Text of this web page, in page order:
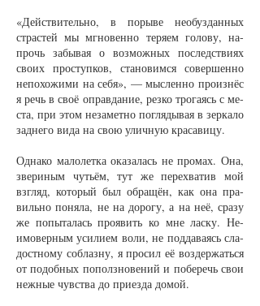
«Дейст­ви­тель­но, в по­ры­ве не­обуз­дан­ных
страс­тей мы мгно­вен­но те­ря­ем го­ло­ву, на­
прочь за­бы­вая о воз­мож­ных по­следст­ви­ях
сво­их прос­туп­ков, ста­но­вим­ся со­вер­шен­но
не­по­хо­жи­ми на се­бя», — мыс­лен­но про­из­нёс
я речь в своё оправ­да­ние, рез­ко тро­га­ясь с ме­
с­та, при этом не­за­мет­но по­гля­ды­вая в зер­ка­ло
зад­не­го ви­да на свою улич­ную кра­са­ви­цу.
Од­на­ко ма­ло­лет­ка ока­за­лась не про­мах. Она,
зве­ри­ным чуть­ём, тут же пе­ре­хва­тив мой
взгляд, ко­то­рый был об­ра­щён, как она пра­
виль­но по­ня­ла, не на до­ро­гу, а на неё, сра­зу
же по­пы­та­лась про­явить ко мне лас­ку. Не­
имо­вер­ным уси­ли­ем во­ли, не под­да­ва­ясь сла­
дост­но­му со­блаз­ну, я про­сил её воз­дер­жать­ся
от по­доб­ных по­пол­з­но­ве­ний и по­бе­речь свои
неж­ные чувст­ва до при­ез­да до­мой.